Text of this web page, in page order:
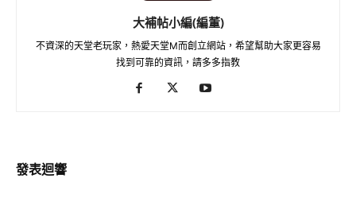
大補帖小編(編董)
不資深的天堂老玩家，熱愛天堂M而創立網站，希望幫助大家更容易
找到可靠的資訊，請多多指教
發表迴響